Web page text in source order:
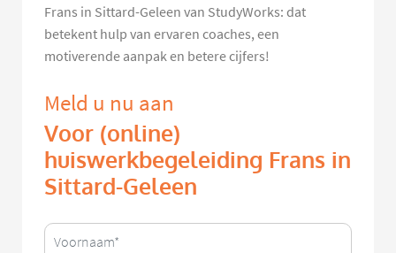
Frans in Sittard-Geleen van StudyWorks: dat
betekent hulp van ervaren coaches, een
motiverende aanpak en betere cijfers!
Meld u nu aan
Voor (online)
huiswerkbegeleiding Frans in
Sittard-Geleen